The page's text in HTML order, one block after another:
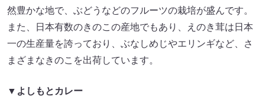
然豊かな地で、ぶどうなどのフルーツの栽培が盛んです。
また、日本有数のきのこの産地でもあり、えのき茸は日本
一の生産量を誇っており、ぶなしめじやエリンギなど、さ
まざまなきのこを出荷しています。
▼よしもとカレー